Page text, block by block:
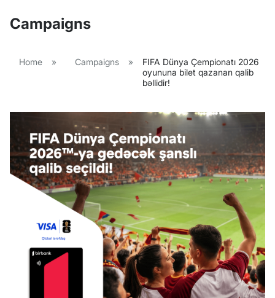
Campaigns
Home » Campaigns »
FIFA Dünya Çempionatı 2026
oyununa bilet qazanan qalib
bəllidir!